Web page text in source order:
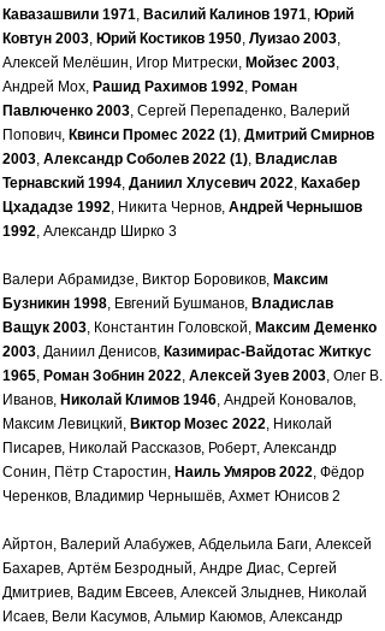
Кавазашвили 1971, Василий Калинов 1971, Юрий
Ковтун 2003, Юрий Костиков 1950, Луизао 2003,
Алексей Мелёшин, Игор Митрески, Мойзес 2003,
Андрей Мох, Рашид Рахимов 1992, Роман
Павлюченко 2003, Сергей Перепаденко, Валерий
Попович, Квинси Промес 2022 (1), Дмитрий Смирнов
2003, Александр Соболев 2022 (1), Владислав
Тернавский 1994, Даниил Хлусевич 2022, Кахабер
Цхададзе 1992, Никита Чернов, Андрей Чернышов
1992, Александр Ширко 3
Валери Абрамидзе, Виктор Боровиков, Максим
Бузникин 1998, Евгений Бушманов, Владислав
Ващук 2003, Константин Головской, Максим Деменко
2003, Даниил Денисов, Казимирас-Вайдотас Житкус
1965, Роман Зобнин 2022, Алексей Зуев 2003, Олег В.
Иванов, Николай Климов 1946, Андрей Коновалов,
Максим Левицкий, Виктор Мозес 2022, Николай
Писарев, Николай Рассказов, Роберт, Александр
Сонин, Пётр Старостин, Наиль Умяров 2022, Фёдор
Черенков, Владимир Чернышёв, Ахмет Юнисов 2
Айртон, Валерий Алабужев, Абдельила Баги, Алексей
Бахарев, Артём Безродный, Андре Диас, Сергей
Дмитриев, Вадим Евсеев, Алексей Злыднев, Николай
Исаев, Вели Касумов, Альмир Каюмов, Александр